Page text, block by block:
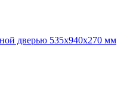
дверью 535х940х270 мм